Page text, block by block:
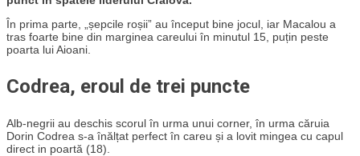
În prima parte, „șepcile roșii” au început bine jocul, iar Macalou a
tras foarte bine din marginea careului în minutul 15, puțin peste
poarta lui Aioani.
Codrea, eroul de trei puncte
Alb-negrii au deschis scorul în urma unui corner, în urma căruia
Dorin Codrea s-a înălțat perfect în careu și a lovit mingea cu capul
direct in poartă (18).